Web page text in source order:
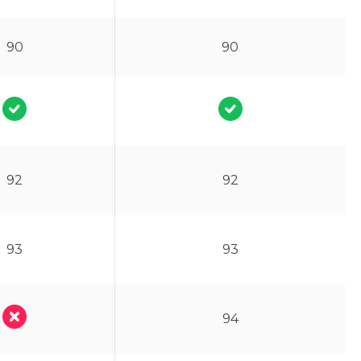
90 90
92 92
93 93
94